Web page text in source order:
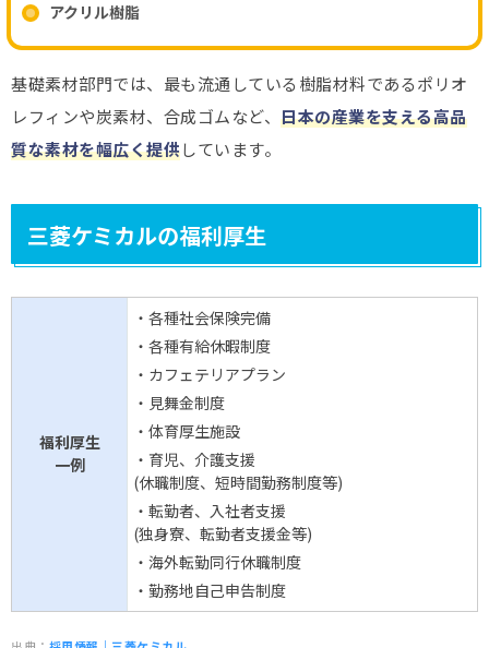
アクリル樹脂
基礎素材部門では、最も流通している樹脂材料であるポリオ
レフィンや炭素材、合成ゴムなど、 日本の産業を支える高品
質な素材を幅広く提供しています。
三菱ケミカルの福利厚生
福利厚生
一例
・各種社会保険完備
・各種有給休暇制度
・カフェテリアプラン
・見舞金制度
・体育厚生施設
・育児、介護支援
(休職制度、短時間勤務制度等)
・転勤者、入社者支援
(独身寮、転勤者支援金等)
・海外転勤同行休職制度
・勤務地自己申告制度